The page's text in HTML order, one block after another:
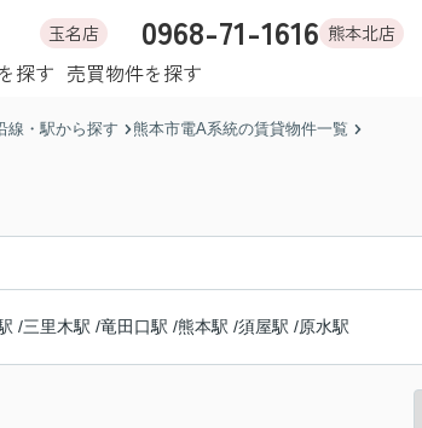
玉名店 0968-71-1616 熊本北店
探す 売買物件を探す
線・駅から探す 熊本市電A系統の賃貸物件一覧
/三里木駅 /竜田口駅 /熊本駅 /須屋駅 /原水駅